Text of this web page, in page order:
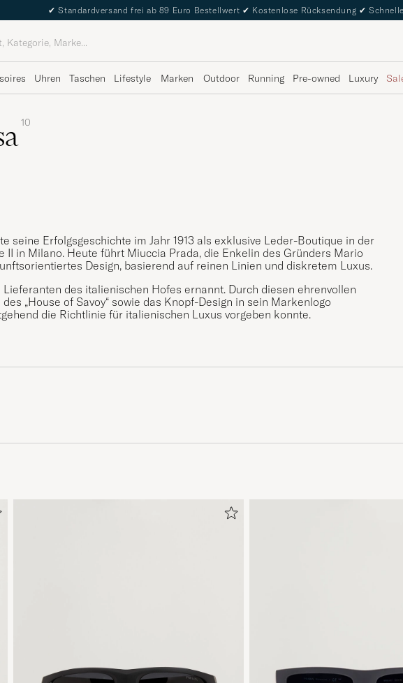
✔ Standardversand frei ab 89 Euro Bestellwert ✔ Kostenlose Rücksendung ✔
Uhren Taschen Lifestyle Marken Outdoor Running Pre-owned Luxury
10
seine Erfolgsgeschichte im Jahr 1913 als exklusive Leder-Boutique in der
in Milano. Heute führt Miuccia Prada, die Enkelin des Gründers Mario
Design, basierend auf reinen Linien und diskretem Luxus.
Lieferanten des italienischen Hofes ernannt. Durch diesen ehrenvollen
„House of Savoy“ sowie das Knopf-Design in sein Markenlogo
die Richtlinie für italienischen Luxus vorgeben konnte.